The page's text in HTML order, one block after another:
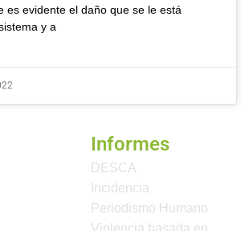
es evidente el daño que se le está
y a
Informes
DESCA
Incidencia
Periodismo Humano
Violencia basada en